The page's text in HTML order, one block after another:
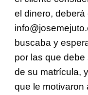
el dinero, deberá
buscaba y
por las que debe
de su matrícula,
que le motivaron